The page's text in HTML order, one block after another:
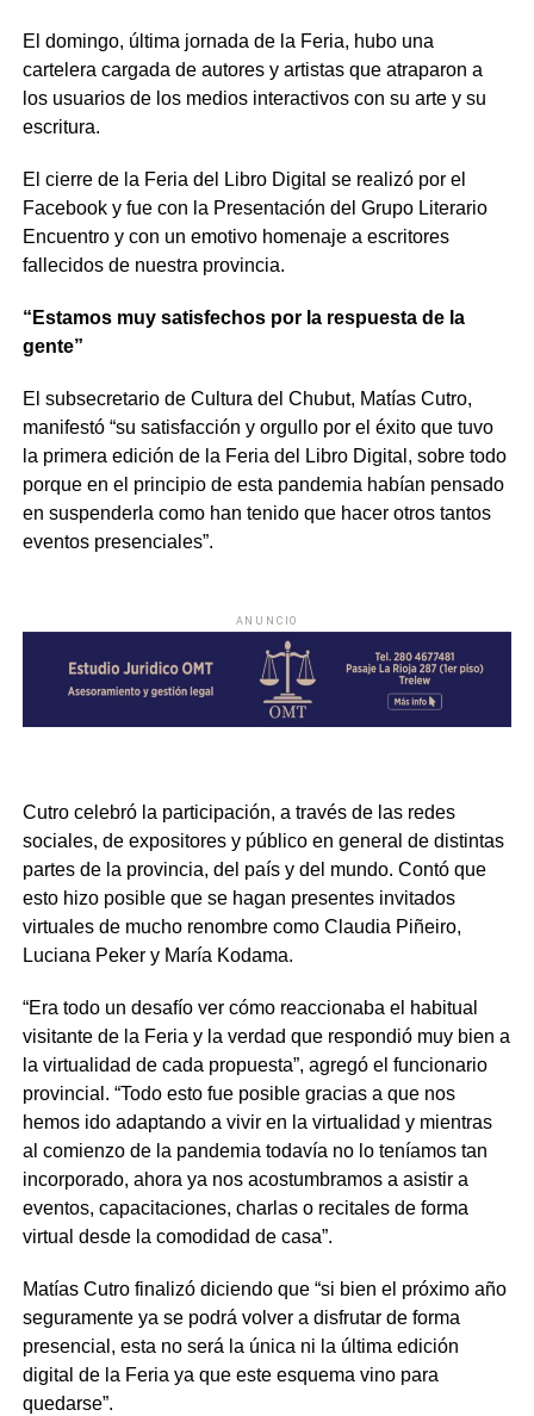
El domingo, última jornada de la Feria, hubo una
cartelera cargada de autores y artistas que atraparon a
los usuarios de los medios interactivos con su arte y su
escritura.
El cierre de la Feria del Libro Digital se realizó por el
Facebook y fue con la Presentación del Grupo Literario
Encuentro y con un emotivo homenaje a escritores
fallecidos de nuestra provincia.
“Estamos muy satisfechos por la respuesta de la
gente”
El subsecretario de Cultura del Chubut, Matías Cutro,
manifestó “su satisfacción y orgullo por el éxito que tuvo
la primera edición de la Feria del Libro Digital, sobre todo
porque en el principio de esta pandemia habían pensado
en suspenderla como han tenido que hacer otros tantos
eventos presenciales”.
ANUNCIO
Cutro celebró la participación, a través de las redes
sociales, de expositores y público en general de distintas
partes de la provincia, del país y del mundo. Contó que
esto hizo posible que se hagan presentes invitados
virtuales de mucho renombre como Claudia Piñeiro,
Luciana Peker y María Kodama.
“Era todo un desafío ver cómo reaccionaba el habitual
visitante de la Feria y la verdad que respondió muy bien a
la virtualidad de cada propuesta”, agregó el funcionario
provincial. “Todo esto fue posible gracias a que nos
hemos ido adaptando a vivir en la virtualidad y mientras
al comienzo de la pandemia todavía no lo teníamos tan
incorporado, ahora ya nos acostumbramos a asistir a
eventos, capacitaciones, charlas o recitales de forma
virtual desde la comodidad de casa”.
Matías Cutro finalizó diciendo que “si bien el próximo año
seguramente ya se podrá volver a disfrutar de forma
presencial, esta no será la única ni la última edición
digital de la Feria ya que este esquema vino para
quedarse”.